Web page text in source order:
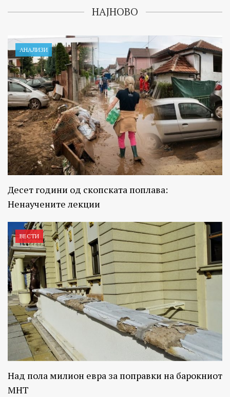
НАЈНОВО
АНАЛИЗИ
Десет години од скопската поплава:
Ненаучените лекции
ВЕСТИ
Над пола милион евра за поправки на барокниот
МНТ